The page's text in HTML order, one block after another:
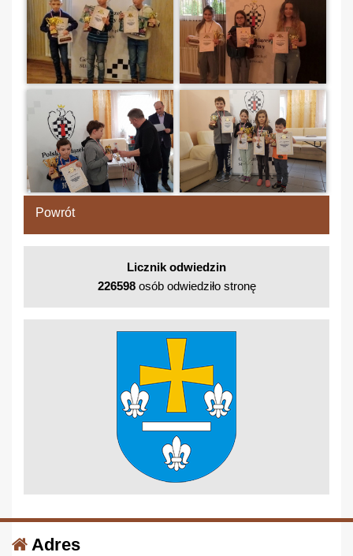
Powrót
Licznik odwiedzin
226598osób odwiedziło stronę
Adres